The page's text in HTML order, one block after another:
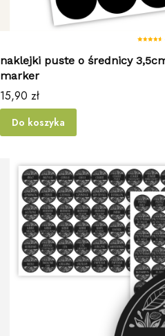
naklejki puste o średnicy
marker
Cena
15,90 zł
Do koszyka